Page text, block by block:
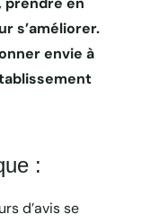
s’améliorer.
envie à
:
d’avis se